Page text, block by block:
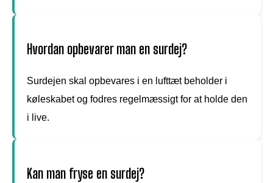
Hvordan opbevarer man en surdej?
Surdejen skal opbevares i en lufttæt beholder i
køleskabet og fodres regelmæssigt for at holde den
i live.
Kan man fryse en surdej?